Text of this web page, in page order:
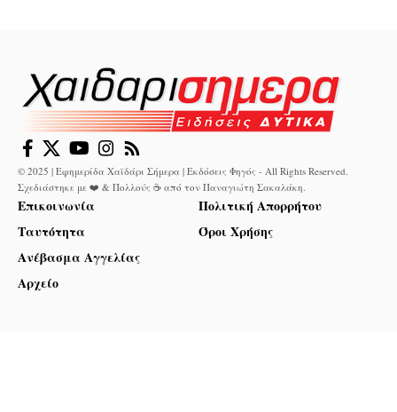
© 2025 | Εφημερίδα Χαϊδάρι Σήμερα | Εκδόσεις Φηγός - All Rights Reserved.
Σχεδιάστηκε με ❤️ & Πολλούς ☕ από τον Παναγιώτη Σακαλάκη.
Επικοινωνία
Ταυτότητα
Ανέβασμα Αγγελίας
Αρχείο
Πολιτική Απορρήτου
Όροι Χρήσης